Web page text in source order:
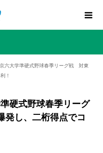
京六大学準硬式野球春季リーグ戦 対東
！
硬式野球春季リーグ
し、二桁得点でコ